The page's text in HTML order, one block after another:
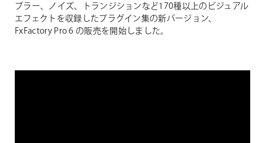
ブラー、ノイズ、トランジションなど170種以上のビジュアル
エフェクトを収録したプラグイン集の新バージョン、
FxFactory Pro 6 の販売を開始しました。